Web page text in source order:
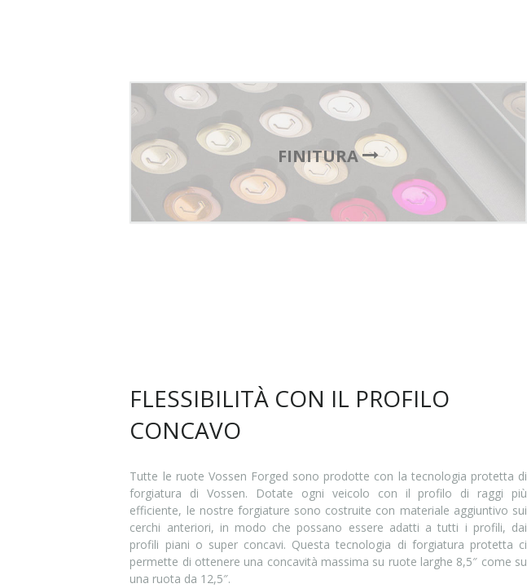
FINITURA
FLESSIBILITÀ CON IL PROFILO
CONCAVO
Tutte le ruote Vossen Forged sono prodotte con la tecnologia protetta di
forgiatura di Vossen. Dotate ogni veicolo con il profilo di raggi più
efficiente, le nostre forgiature sono costruite con materiale aggiuntivo sui
cerchi anteriori, in modo che possano essere adatti a tutti i profili, dai
profili piani o super concavi. Questa tecnologia di forgiatura protetta ci
permette di ottenere una concavità massima su ruote larghe 8,5″ come su
una ruota da 12,5″.